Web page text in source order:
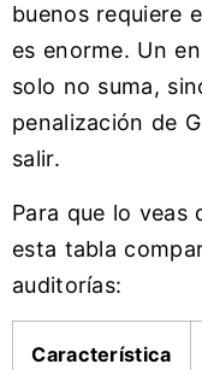
buenos requiere
es enorme. Un
solo no suma,
penalización de
salir.
Para que lo veas
esta tabla
auditorías:
Característica